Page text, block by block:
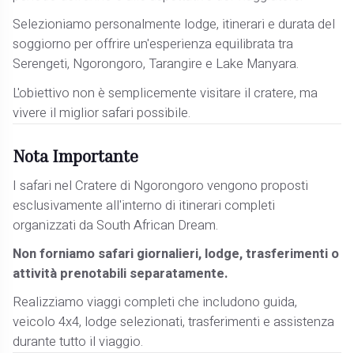
Selezioniamo personalmente lodge, itinerari e durata del
soggiorno per offrire un'esperienza equilibrata tra
Serengeti, Ngorongoro, Tarangire e Lake Manyara.
L'obiettivo non è semplicemente visitare il cratere, ma
vivere il miglior safari possibile.
Nota Importante
I safari nel Cratere di Ngorongoro vengono proposti
esclusivamente all'interno di itinerari completi
organizzati da South African Dream.
Non forniamo safari giornalieri, lodge, trasferimenti o
attività prenotabili separatamente.
Realizziamo viaggi completi che includono guida,
veicolo 4x4, lodge selezionati, trasferimenti e assistenza
durante tutto il viaggio.